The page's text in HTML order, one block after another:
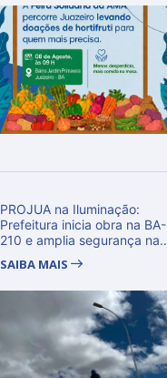
PROJUA na Iluminação:
Prefeitura inicia obra na BA-
210 e amplia segurança na
SAIBA MAIS